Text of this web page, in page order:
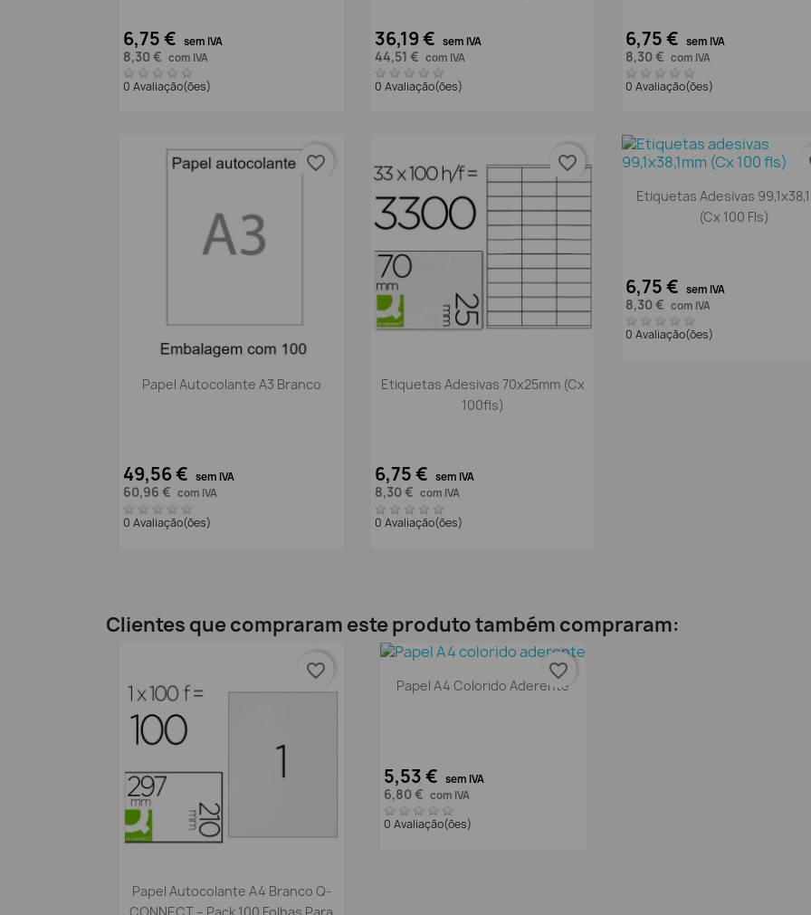
6,75 € sem IVA
8,30 € com IVA
0 Avaliação(ões)
36,19 € sem IVA
44,51 € com IVA
0 Avaliação(ões)
6,75 € sem IVA
8,30 € com IVA
0 Avaliação(ões)
Vista rápida
Papel Autocolante A3 Branco
49,56 € sem IVA
60,96 € com IVA
0 Avaliação(ões)
favorite_border
 Vista rápida
Etiquetas Adesivas 70x25mm (Cx
100fls)
6,75 € sem IVA
8,30 € com IVA
0 Avaliação(ões)
favorite_border
Vista rápida
Etiquetas Adesivas
(Cx 100 Fls)
6,75 € sem IVA
8,30 € com IVA
0 Avaliação(ões)
Clientes que compraram este produto também compraram:
Vista rápida
Papel Autocolante A4 Branco Q-
favorite_border  Vista rápida
Papel A4 Colorido Aderente
5,53 € sem IVA
6,80 € com IVA
0 Avaliação(ões)
favorite_border